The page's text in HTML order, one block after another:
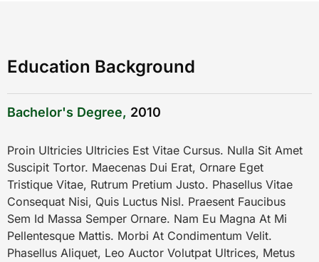
Education Background
Bachelor's Degree, 2010
Proin Ultricies Ultricies Est Vitae Cursus. Nulla Sit Amet
Suscipit Tortor. Maecenas Dui Erat, Ornare Eget
Tristique Vitae, Rutrum Pretium Justo. Phasellus Vitae
Consequat Nisi, Quis Luctus Nisl. Praesent Faucibus
Sem Id Massa Semper Ornare. Nam Eu Magna At Mi
Pellentesque Mattis. Morbi At Condimentum Velit.
Phasellus Aliquet, Leo Auctor Volutpat Ultrices, Metus